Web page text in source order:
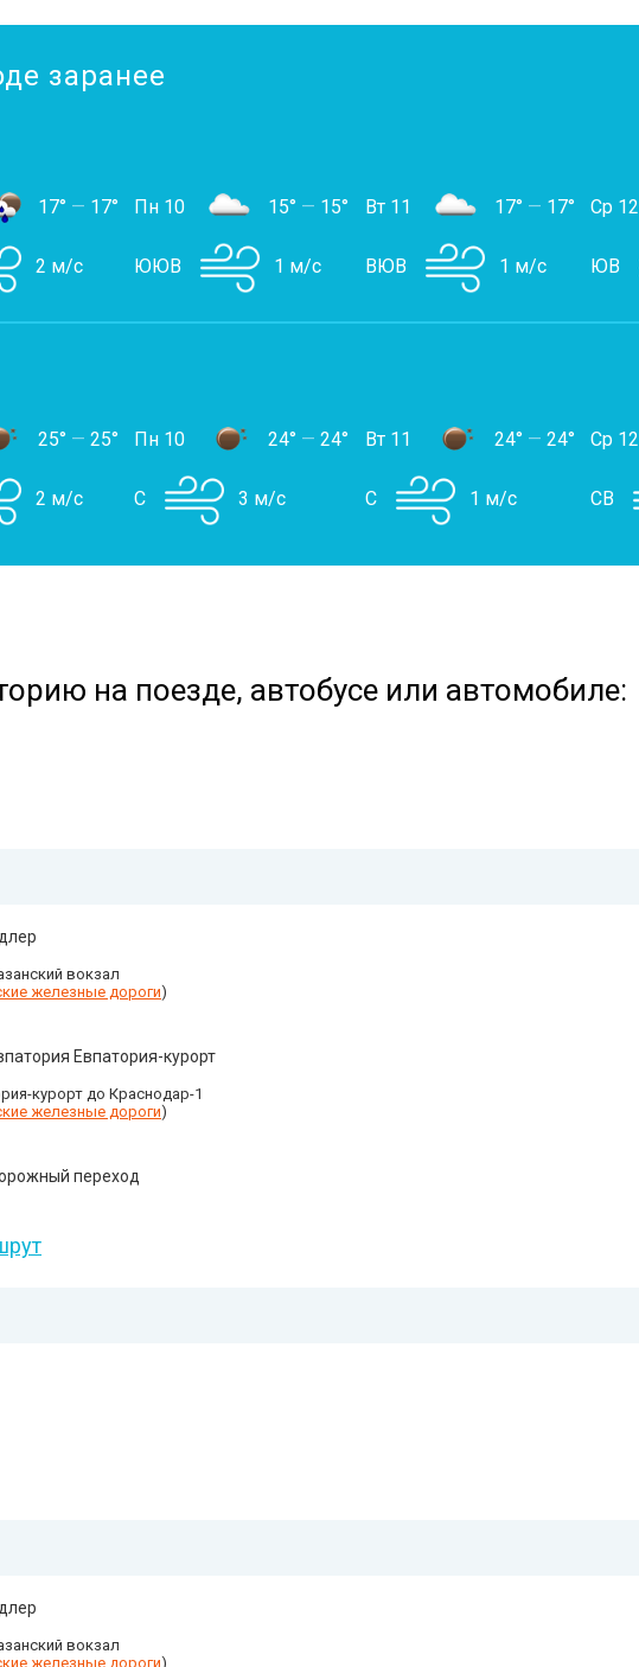
заранее
17° — 17°
2 м/с
Пн 10 15° — 15°
ЮЮВ 1 м/с
Вт 11 17° — 17°
ВЮВ 1 м/с
Ср 12
ЮВ
25° — 25°
2 м/с
Пн 10 24° — 24°
С 3 м/с
Вт 11 24° — 24°
С 1 м/с
Ср 12
СВ
на поезде, автобусе или автомобиле:
вокзал
железные дороги)
Евпатория-курорт
курорт до Краснодар-1
железные дороги)
переход
вокзал
железные дороги)